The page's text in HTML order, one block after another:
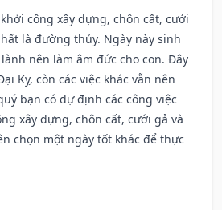
công xây dựng, chôn cất, cưới
là đường thủy. Ngày này sinh
nên làm âm đức cho con. Đây
Kỵ, còn các việc khác vẫn nên
bạn có dự định các công việc
xây dựng, chôn cất, cưới gả và
chọn một ngày tốt khác để thực